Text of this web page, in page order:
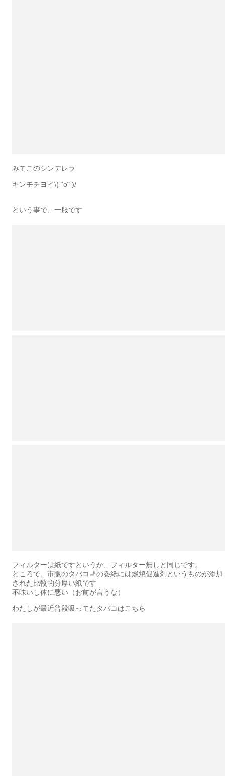
みてこのシンデレラ
キンモチヨイ\( ˆoˆ )/
という事で、一服です
フィルターは紙ですというか、フィルター無しと同じです。
ところで、市販のタバコ🚬の巻紙には燃焼促進剤というものが添加
された比較的分厚い紙です
不味いし体に悪い（お前が言うな）
わたしが最近普段吸ってたタバコはこちら